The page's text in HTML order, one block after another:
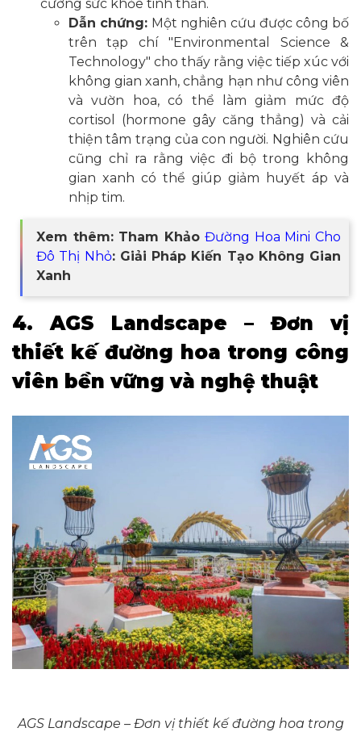
cường sức khỏe tinh thần.
Dẫn chứng: Một nghiên cứu được công bố
trên tạp chí "Environmental Science &
Technology" cho thấy rằng việc tiếp xúc với
không gian xanh, chẳng hạn như công viên
và vườn hoa, có thể làm giảm mức độ
cortisol (hormone gây căng thẳng) và cải
thiện tâm trạng của con người. Nghiên cứu
cũng chỉ ra rằng việc đi bộ trong không
gian xanh có thể giúp giảm huyết áp và
nhịp tim.
Xem thêm: Tham KhảoĐường Hoa Mini Cho
Đô Thị Nhỏ: Giải Pháp Kiến Tạo Không Gian
Xanh
4. AGS Landscape – Đơn vị
thiết kế đường hoa trong công
viên bền vững và nghệ thuật
AGS Landscape – Đơn vị thiết kế đường hoa trong